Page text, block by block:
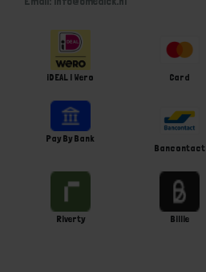
iDEAL | Wero Card
Pay By Bank
Bancontact
Riverty Billie